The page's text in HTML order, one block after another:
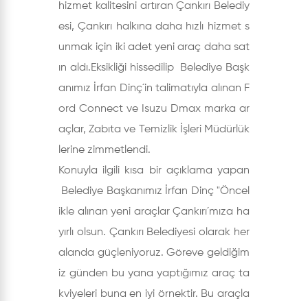
hizmet kalitesini artıran Çankırı Belediy
esi, Çankırı halkına daha hızlı hizmet s
unmak için iki adet yeni araç daha sat
ın aldı.Eksikliği hissedilip Belediye Başk
anımız İrfan Dinç´in talimatıyla alınan F
ord Connect ve Isuzu Dmax marka ar
açlar, Zabıta ve Temizlik İşleri Müdürlük
lerine zimmetlendi.
Konuyla ilgili kısa bir açıklama yapan
Belediye Başkanımız İrfan Dinç "Öncel
ikle alınan yeni araçlar Çankırı´mıza ha
yırlı olsun. Çankırı Belediyesi olarak her
alanda güçleniyoruz. Göreve geldiğim
iz günden bu yana yaptığımız araç ta
kviyeleri buna en iyi örnektir. Bu araçla